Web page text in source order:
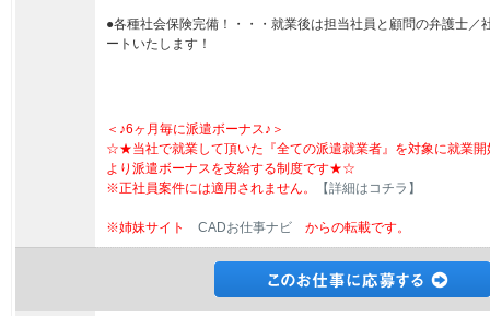
●各種社会保険完備！・・・就業後は担当社員と顧問の弁護士／
ートいたします！
＜♪6ヶ月毎に派遣ボーナス♪＞
☆★当社で就業して頂いた『全ての派遣就業者』を対象に就業開
より派遣ボーナスを支給する制度です★☆
※正社員案件には適用されません。
【詳細はコチラ】
※姉妹サイト CADお仕事ナビ からの転載です。